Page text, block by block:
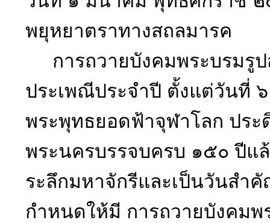
พยุหยาตราทางสถลมารค
การถวายบังคมพระบรมรูป
ประเพณีประจำปี ตั้งแต่วันที่
พระพุทธยอดฟ้าจุฬาโลก ปร
พระนครบรรจบครบ ๑๕๐ ปีแ
ระลึกมหาจักรีและเป็นวันสำ
กำหนดให้มี การถวายบังคม